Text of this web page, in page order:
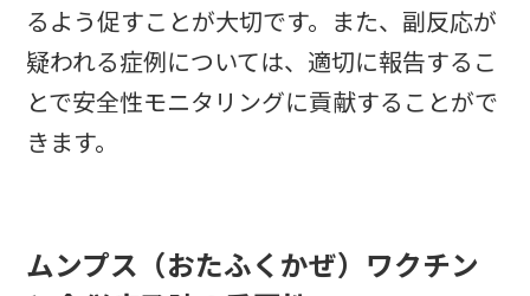
るよう促すことが大切です。また、副反応が
疑われる症例については、適切に報告するこ
とで安全性モニタリングに貢献することがで
きます。
ムンプス（おたふくかぜ）ワクチン